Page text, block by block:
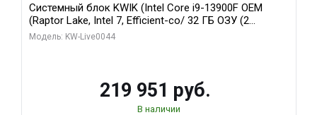
Системный блок KWIK (Intel Core i9-13900F OEM
(Raptor Lake, Intel 7, Efficient-co/ 32 ГБ ОЗУ (2
модуля)/ Gigabyte RTX5070Ti AERO OC 16GB GDDR7
Модель: KW-Live0044
219 951 руб.
В наличии